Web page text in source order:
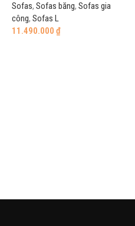
Sofas, Sofas băng, Sofas gia
công, Sofas L
11.490.000 ₫